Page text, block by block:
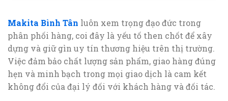
Makita Bình Tân luôn xem trọng đạo đức trong
phân phối hàng, coi đây là yếu tố then chốt để xây
dựng và giữ gìn uy tín thương hiệu trên thị trường.
Việc đảm bảo chất lượng sản phẩm, giao hàng đúng
hẹn và minh bạch trong mọi giao dịch là cam kết
không đổi của đại lý đối với khách hàng và đối tác.